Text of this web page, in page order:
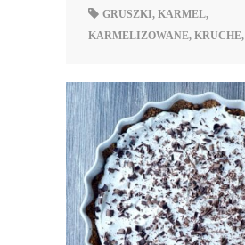
GRUSZKI, KARMEL,
KARMELIZOWANE, KRUCHE,